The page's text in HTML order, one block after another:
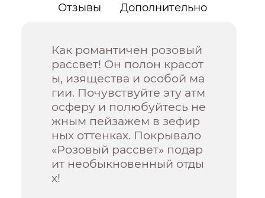
Отзывы Дополнительно
Как романтичен розовый
рассвет! Он полон красот
ы, изящества и особой ма
гии. Почувствуйте эту атм
осферу и полюбуйтесь не
жным пейзажем в зефир
ных оттенках. Покрывало
«Розовый рассвет» подар
ит необыкновенный отды
х!